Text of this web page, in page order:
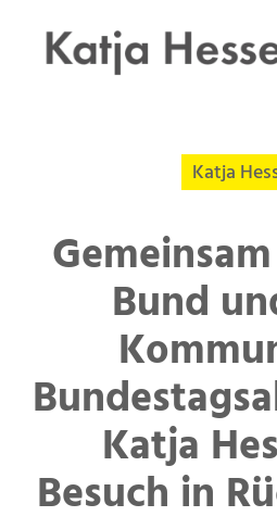
springen
Katja
Bund
Katja
Besuch in